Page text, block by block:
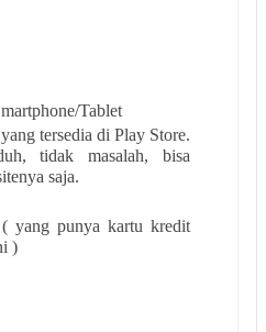
Tablet
tersedia di Play Store.
tidak masalah, bisa
saja.
yang punya kartu kredit
)